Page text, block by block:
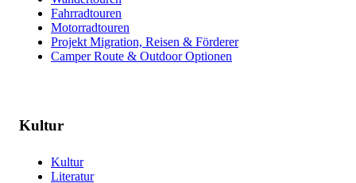
Fahrradtouren
Motorradtouren
Projekt Migration, Reisen & Förderer
Camper Route & Outdoor Optionen
Kultur
Kultur
Literatur